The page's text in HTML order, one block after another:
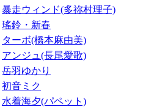
暴走ウィンド(多祢村理子)
瑤鈴・新春
ターボ(橋本麻由美)
アンジュ(長尾愛歌)
岳羽ゆかり
初音ミク
水着海夕(パペット)